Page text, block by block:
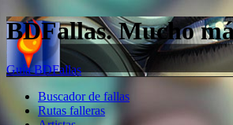
BDFallas. Mucho
Guía BDFallas
Buscador de fallas
Rutas falleras